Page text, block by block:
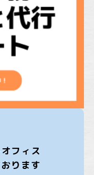
フィス
ります